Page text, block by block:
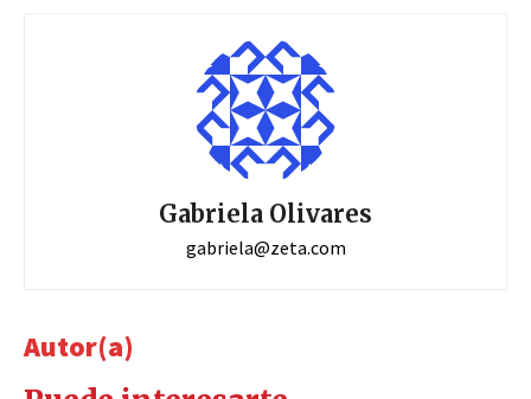
Gabriela Olivares
gabriela@zeta.com
Autor(a)